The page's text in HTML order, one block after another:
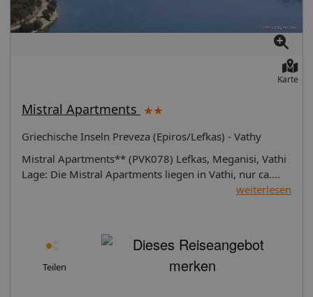
wird ein nahrhaftes Frühstück serviert. Kreditkarten:
Folgende Kreditkarten werden akzeptiert: American
Karte
Mistral Apartments
Griechische Inseln Preveza (Epiros/Lefkas) - Vathy
Mistral Apartments** (PVK078) Lefkas, Meganisi, Vathi
Lage: Die Mistral Apartments liegen in Vathi, nur ca.
30m vom Strand entfernt. Ausstattung: Das Hotel
man nutzen kann. Unterbringung: Jedes Zimmer (ca.
30m²) ist ausgestattet mit Klimaanlage, Kühlschrank,
TV, Föhn, Telefon und Internetverbindung. Verpflegung:
weiterlesen
Teilen